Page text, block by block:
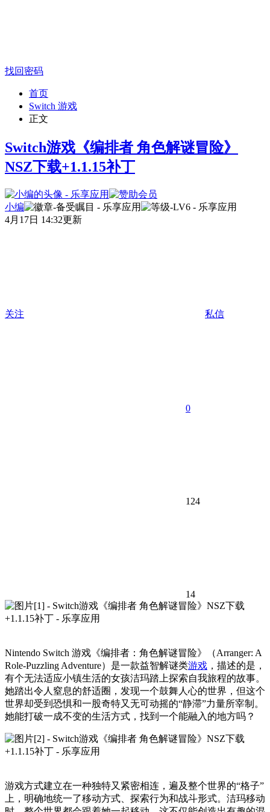
找回密码
首页
Switch 游戏
正文
Switch游戏《编排者 角色解谜冒险》
NSZ下载+1.1.15补丁
小编
4月17日 14:32更新
关注 私信
0
124
14
Nintendo Switch 游戏《编排者：角色解谜冒险》（Arranger: A
Role-Puzzling Adventure）是一款益智解谜类游戏 ，描述的是，
有个无法适应小镇生活的女孩洁玛踏上探索自我旅程的故事。
她踏出令人窒息的舒适圈，发现一个鼓舞人心的世界，但这个
世界却受到恐惧和一股奇特又无可动摇的“静滞”力量所宰制。
她能打破一成不变的生活方式，找到一个能融入的地方吗？
游戏方式建立在一种独特又紧密相连，遍及整个世界的“格子”
上，明确地统一了移动方式、探索行为和战斗形式。洁玛移动